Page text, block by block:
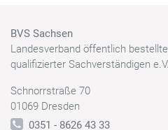
BVS Sachsen
Landesverband öffentlich
qualifizierter Sachverständigen e.V.
Schnorrstraße 70
01069 Dresden
0351 - 8626 43 33